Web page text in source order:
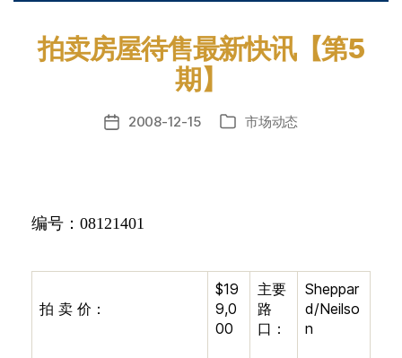
拍卖房屋待售最新快讯【第5
期】
发 2008-12-15
分 市场动态
编号： 08121401
拍 卖 价：
$19
9,0
00
主要
路
口：
Sheppar
d/Neilso
n